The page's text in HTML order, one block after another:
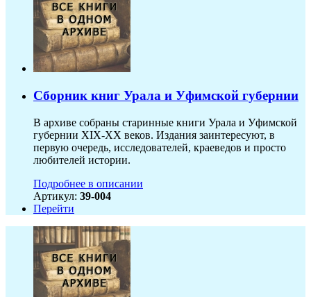
Сборник книг Урала и Уфимской губернии
В архиве собраны старинные книги Урала и Уфимской
губернии XIX-ХХ веков. Издания заинтересуют, в
первую очередь, исследователей, краеведов и просто
любителей истории.
Подробнее в описании
Артикул: 39-004
Перейти